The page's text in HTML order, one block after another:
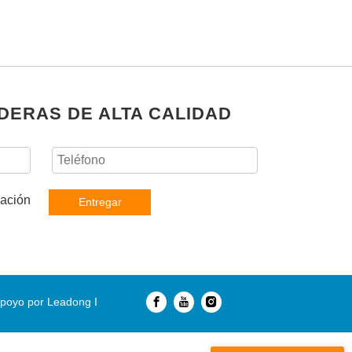
DE ALTA CALIDAD
Entregar
por Leadong I